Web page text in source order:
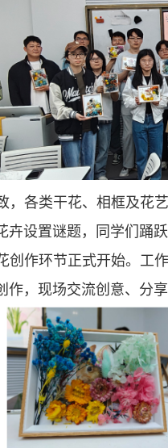
，各类干花、相框及花
设置谜题，同学们踊
创作环节正式开始。工
作，现场交流创意、分